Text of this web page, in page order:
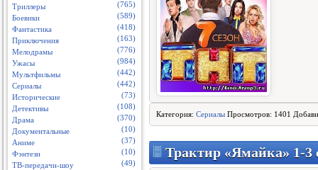
Триллеры
(765)
Боевики
(589)
Фантастика
(418)
Приключения
(163)
Мелодрамы
(776)
Ужасы
(984)
Мультфильмы
(442)
Сериалы
(442)
Исторические
(73)
Детективы
(108)
Драма
(370)
Документальные
(10)
Аниме
(37)
Фэнтези
(10)
ТВ-передачи-шоу
(49)
Категория: Сериалы Просмотров: 1401
Трактир «Ямайка» 1-3